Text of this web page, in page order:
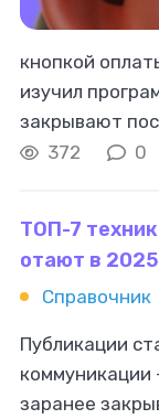
кнопкой
изучил
закрывают
ли мне»,
372 0
ТОП-7
отают в 2025
Справочник
Публикации
заранее